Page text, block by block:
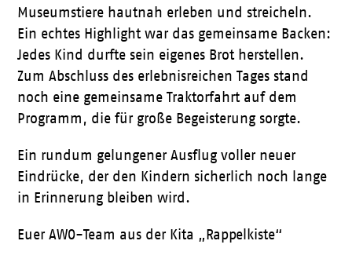
Museumstiere hautnah erleben und streicheln.
Ein echtes Highlight war das gemeinsame Backen:
Jedes Kind durfte sein eigenes Brot herstellen.
Zum Abschluss des erlebnisreichen Tages stand
noch eine gemeinsame Traktorfahrt auf dem
Programm, die für große Begeisterung sorgte.
Ein rundum gelungener Ausflug voller neuer
Eindrücke, der den Kindern sicherlich noch lange
in Erinnerung bleiben wird.
Euer AWO-Team aus der Kita „Rappelkiste“